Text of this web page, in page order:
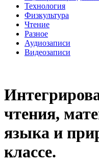
Технология
Физкультура
Чтение
Разное
Аудиозаписи
Видеозаписи
чтения,
языка и
классе.